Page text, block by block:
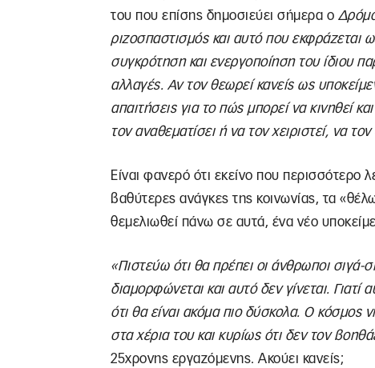
του που επίσης δημοσιεύει σήμερα ο
ριζοσπαστισμός και αυτό που εκφράζεται
συγκρότηση και ενεργοποίηση του ίδιου
αλλαγές. Αν τον θεωρεί κανείς ως
απαιτήσεις για το πώς μπορεί να κινηθεί
τον αναθεματίσει ή να τον χειριστεί, να
Είναι φανερό ότι εκείνο που περισσότερο
βαθύτερες ανάγκες της κοινωνίας, τα
θεμελιωθεί πάνω σε αυτά, ένα νέο
«Πιστεύω ότι θα πρέπει οι άνθρωποι σιγά-
διαμορφώνεται και αυτό δεν γίνεται.
ότι θα είναι ακόμα πιο δύσκολα. Ο κόσμος
στα χέρια του και κυρίως ότι δεν τον
25χρονης εργαζόμενης. Ακούει κανείς;